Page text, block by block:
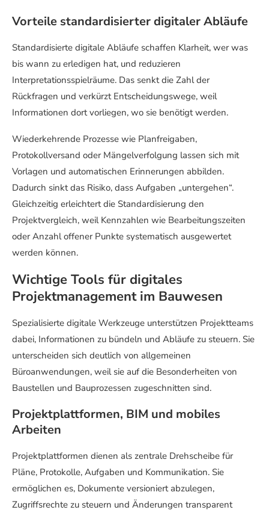
Vorteile standardisierter digitaler Abläufe
Standardisierte digitale Abläufe schaffen Klarheit, wer was
bis wann zu erledigen hat, und reduzieren
Interpretationsspielräume. Das senkt die Zahl der
Rückfragen und verkürzt Entscheidungswege, weil
Informationen dort vorliegen, wo sie benötigt werden.
Wiederkehrende Prozesse wie Planfreigaben,
Protokollversand oder Mängelverfolgung lassen sich mit
Vorlagen und automatischen Erinnerungen abbilden.
Dadurch sinkt das Risiko, dass Aufgaben „untergehen“.
Gleichzeitig erleichtert die Standardisierung den
Projektvergleich, weil Kennzahlen wie Bearbeitungszeiten
oder Anzahl offener Punkte systematisch ausgewertet
werden können.
Wichtige Tools für digitales
Projektmanagement im Bauwesen
Spezialisierte digitale Werkzeuge unterstützen Projektteams
dabei, Informationen zu bündeln und Abläufe zu steuern. Sie
unterscheiden sich deutlich von allgemeinen
Büroanwendungen, weil sie auf die Besonderheiten von
Baustellen und Bauprozessen zugeschnitten sind.
Projektplattformen, BIM und mobiles
Arbeiten
Projektplattformen dienen als zentrale Drehscheibe für
Pläne, Protokolle, Aufgaben und Kommunikation. Sie
ermöglichen es, Dokumente versioniert abzulegen,
Zugriffsrechte zu steuern und Änderungen transparent